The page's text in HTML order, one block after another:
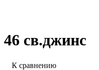
46 св.джинс
К сравнению